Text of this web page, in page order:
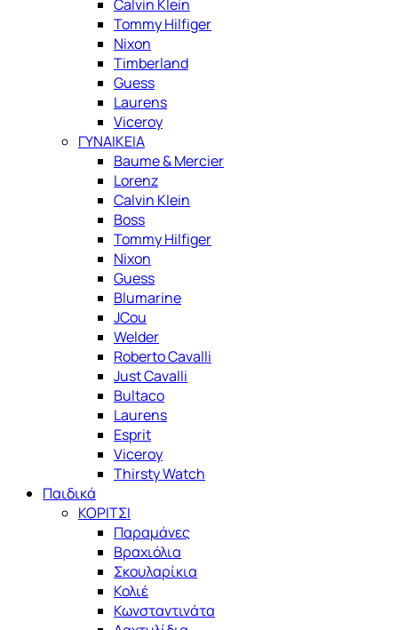
Calvin Klein
Tommy Hilfiger
Nixon
Timberland
Guess
Laurens
Viceroy
ΓΥΝΑΙΚΕΙΑ
Baume & Mercier
Lorenz
Calvin Klein
Boss
Tommy Hilfiger
Nixon
Guess
Blumarine
JCou
Welder
Roberto Cavalli
Just Cavalli
Bultaco
Laurens
Esprit
Viceroy
Thirsty Watch
Παιδικά
ΚΟΡΙΤΣΙ
Παραμάνες
Βραχιόλια
Σκουλαρίκια
Κολιέ
Κωνσταντινάτα